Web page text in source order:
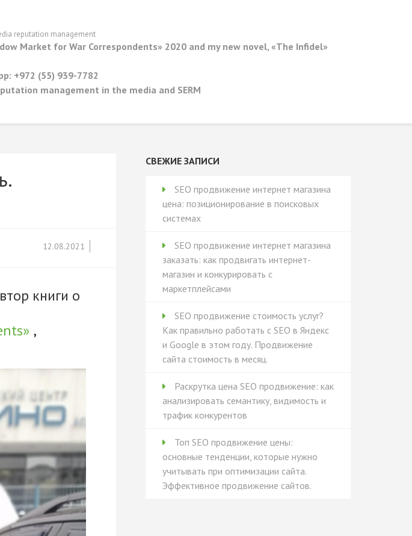
reputation management
Market for War Correspondents» 2020 and my new novel, «The Infidel»
+972 (55) 939-7782
management in the media and SERM
12.08.2021
книги о
,
СВЕЖИЕ ЗАПИСИ
SEO продвижение интернет магазина
цена: позиционирование в поисковых
системах
SEO продвижение интернет магазина
заказать: как продвигать интернет-
магазин и конкурировать с
маркетплейсами
SEO продвижение стоимость услуг?
Как правильно работать с SEO в Яндекс
и Google в этом году. Продвижение
сайта стоимость в месяц.
Раскрутка цена SEO продвижение: как
анализировать семантику, видимость и
трафик конкурентов
Топ SEO продвижение цены:
основные тенденции, которые нужно
учитывать при оптимизации сайта.
Эффективное продвижение сайтов.